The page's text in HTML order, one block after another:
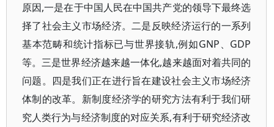
原因,一是在于中国人民在中国共产党的领导下最终选
择了社会主义市场经济。二是反映经济运行的一系列
基本范畴和统计指标已与世界接轨,例如GNP、GDP
等。三是世界经济越来越一体化,越来越面对着共同的
问题。四是我们正在进行旨在建设社会主义市场经济
体制的改革。新制度经济学的研究方法有利于我们研
究人类行为与经济制度的对应关系,有利于研究经济改